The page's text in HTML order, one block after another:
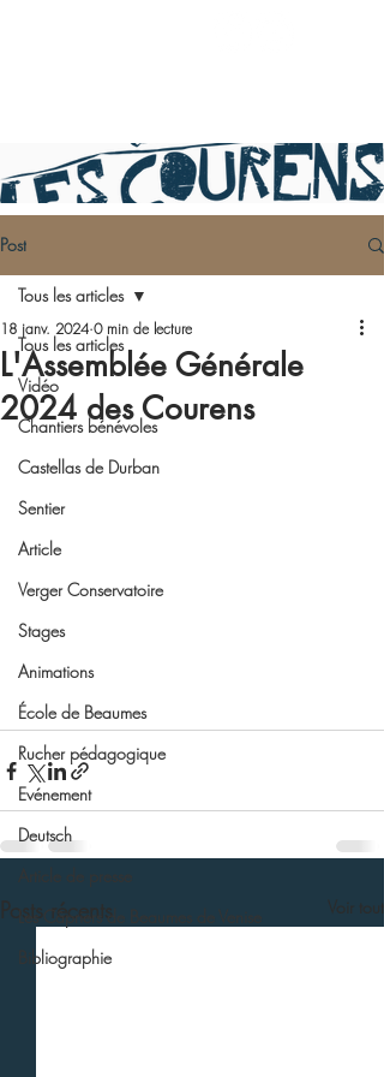
Post
Tous les articles
Vidéo
Chantiers bénévoles
Castellas de Durban
Sentier
Article
Verger Conservatoire
Stages
Animations
École de Beaumes
Rucher pédagogique
Evénement
Deutsch
Les Câpriers de Beaumes de Venise
Bibliographie
Tous les articles
L'Assemblée Générale
2024 des Courens
18 janv. 2024 0 min de lecture
Posts récents Voir tout